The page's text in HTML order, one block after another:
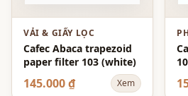
VẢI & GIẤY LỌC
Cafec Abaca trapezoid
paper filter 103 (white)
145.000 ₫ Xem